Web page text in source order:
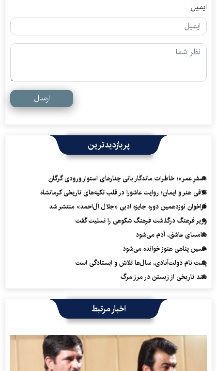
ایمیل
ارسال
پربازدیدترین
«سفرِ عمر»؛ خاطرات ماندگار بانی چنارهای استوار ورودی گرگان
تلاقی هنر و ایمان؛ روایت عاشورا در قلب تکیه‌های تاریخی کرمانشاه
فراخوان نوزدهمین دوره جایزه ادبی «جلال آل‌احمد» منتشر شد
وزیر فرهنگ درگذشت فرهنگ شکوهی را تسلیت گفت
سامسای عاشق، آدم می‌شود
حسین پناهی هنوز خوانده می‌شود
پشت نام دولت‌آبادی، سال‌ها تلاش و ایستادگی است
سند تاریخی از زیستن در مرز مرگ
اخبار مرتبط